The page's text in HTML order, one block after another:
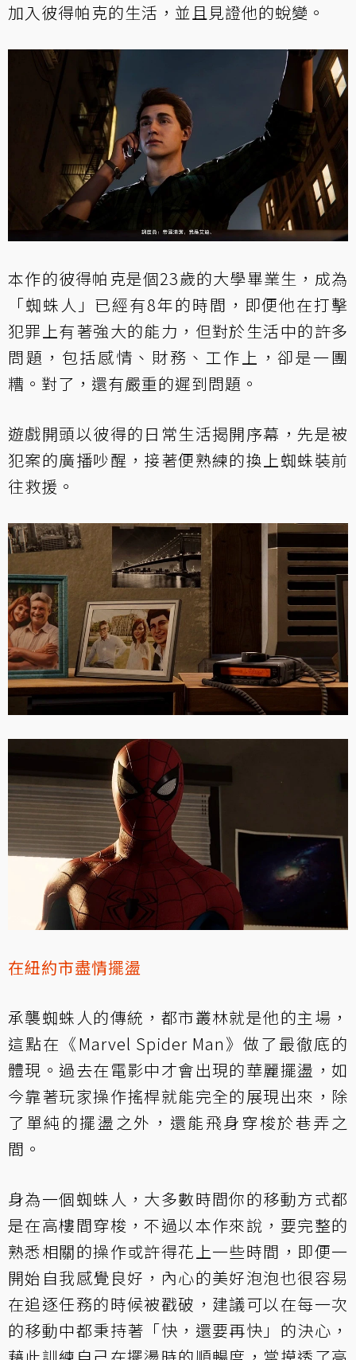
加入彼得帕克的生活，並且見證他的蛻變。
本作的彼得帕克是個23歲的大學畢業生，成為
「蜘蛛人」已經有8年的時間，即便他在打擊
犯罪上有著強大的能力，但對於生活中的許多
問題，包括感情、財務、工作上，卻是一團
糟。對了，還有嚴重的遲到問題。
遊戲開頭以彼得的日常生活揭開序幕，先是被
犯案的廣播吵醒，接著便熟練的換上蜘蛛裝前
往救援。
在紐約市盡情擺盪
承襲蜘蛛人的傳統，都市叢林就是他的主場，
這點在《Marvel Spider Man》做了最徹底的
體現。過去在電影中才會出現的華麗擺盪，如
今靠著玩家操作搖桿就能完全的展現出來，除
了單純的擺盪之外，還能飛身穿梭於巷弄之
間。
身為一個蜘蛛人，大多數時間你的移動方式都
是在高樓間穿梭，不過以本作來說，要完整的
熟悉相關的操作或許得花上一些時間，即便一
開始自我感覺良好，內心的美好泡泡也很容易
在追逐任務的時候被戳破，建議可以在每一次
的移動中都秉持著「快，還要再快」的決心，